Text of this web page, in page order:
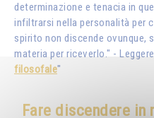
determinazione e tenacia in
infiltrarsi nella personalità per
spirito non discende ovunque,
materia per riceverlo." -
filosofale"
Fare discendere